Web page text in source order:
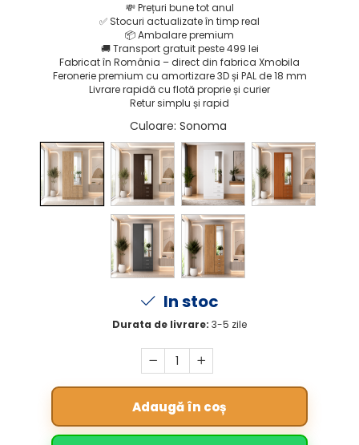
💸 Prețuri bune tot anul
✅ Stocuri actualizate în timp real
📦Ambalare premium
🚚 Transport gratuit peste 499 lei
Fabricat în România – direct din fabrica Xmobila
Feronerie premium cu amortizare 3D și PAL de 18 mm
Livrare rapidă cu flotă proprie și curier
Retur simplu și rapid
Culoare: Sonoma
In stoc
Durata de livrare: 3-5 zile
Adaugă în coș